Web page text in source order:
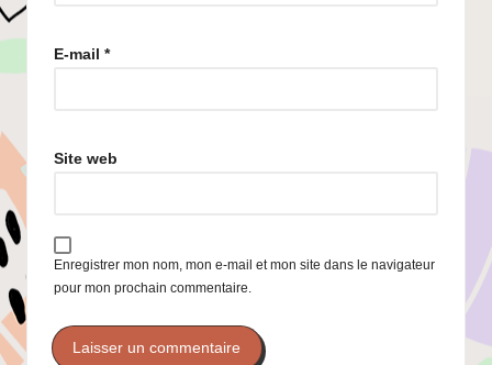
E-mail *
Site web
Enregistrer mon nom, mon e-mail et mon site dans le navigateur
pour mon prochain commentaire.